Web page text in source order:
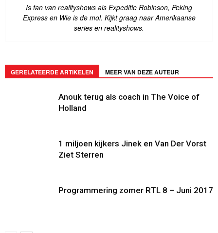
Is fan van realityshows als Expeditie Robinson, Peking
Express en Wie is de mol. Kijkt graag naar Amerikaanse
series en realityshows.
GERELATEERDE ARTIKELEN MEER VAN DEZE AUTEUR
Anouk terug als coach in The Voice of
Holland
1 miljoen kijkers Jinek en Van Der Vorst
Ziet Sterren
Programmering zomer RTL 8 – Juni 2017